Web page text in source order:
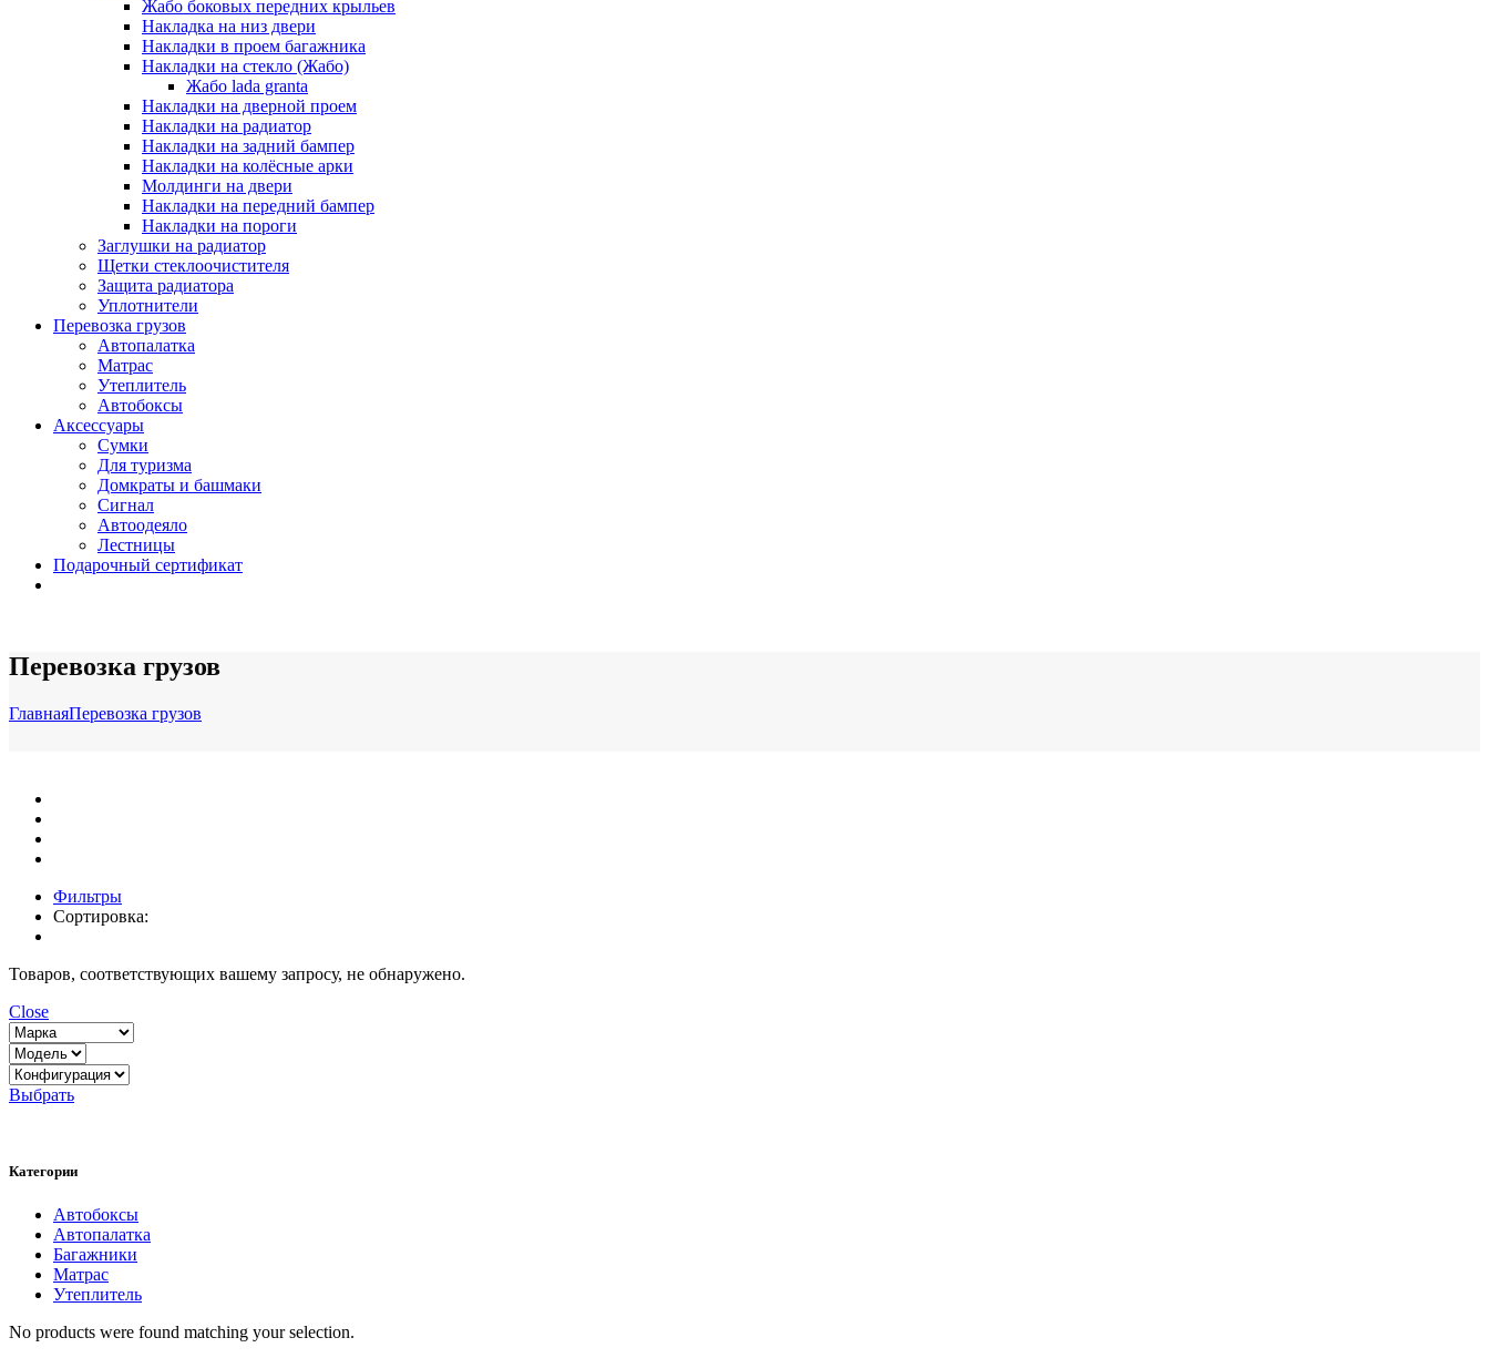
Жабо боковых передних крыльев
Накладка на низ двери
Накладки в проем багажника
Накладки на стекло (Жабо)
Жабо lada granta
Накладки на дверной проем
Накладки на радиатор
Накладки на задний бампер
Накладки на колёсные арки
Молдинги на двери
Накладки на передний бампер
Накладки на пороги
Заглушки на радиатор
Щетки стеклоочистителя
Защита радиатора
Уплотнители
Перевозка грузов
Автопалатка
Матрас
Утеплитель
Автобоксы
Аксессуары
Сумки
Для туризма
Домкраты и башмаки
Сигнал
Автоодеяло
Лестницы
Подарочный сертификат
Перевозка грузов
ГлавнаяПеревозка грузов
Фильтры
Сортировка:
Товаров, соответствующих вашему запросу, не обнаружено.
Close
Выбрать
Категории
Автобоксы
Автопалатка
Багажники
Матрас
Утеплитель
No products were found matching your selection.